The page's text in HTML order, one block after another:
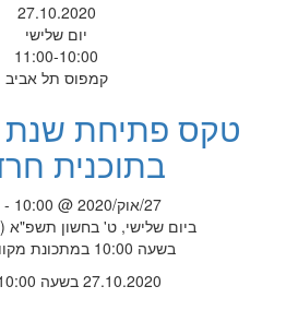
27.10.2020
יום שלישי
11:00-10:00
קמפוס תל אביב
טקס פתיחת שנת
בתוכנית
27/אוק/2020 @ 10:00 - 11:00 -
ביום שלישי, ט' בחשון תשפ"א (27.10.2020)
בשעה 10:00 במתכונת מקוונת (בזום)
27.10.2020 בשעה 11:00-10:00